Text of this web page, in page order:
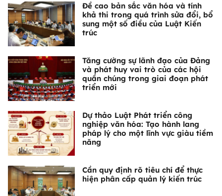
Đề cao bản sắc văn hóa và tính
khả thi trong quá trình sửa đổi, bổ
sung một số điều của Luật Kiến
trúc
Tăng cường sự lãnh đạo của Đảng
và phát huy vai trò của các hội
quần chúng trong giai đoạn phát
triển mới
Dự thảo Luật Phát triển công
nghiệp văn hóa: Tạo hành lang
pháp lý cho một lĩnh vực giàu tiềm
năng
Cần quy định rõ tiêu chí để thực
hiện phân cấp quản lý kiến trúc